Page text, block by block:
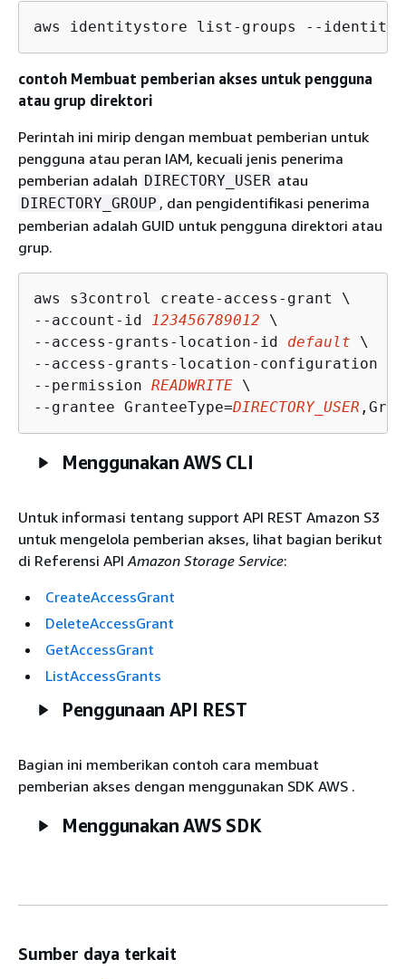
aws identitystore list-groups --
contoh Membuat pemberian akses untuk pengguna
atau grup direktori
Perintah ini mirip dengan membuat pemberian untuk
pengguna atau peran IAM, kecuali jenis penerima
pemberian adalah DIRECTORY_USER atau
DIRECTORY_GROUP , dan pengidentifikasi penerima
pemberian adalah GUID untuk pengguna direktori atau
grup.
aws s3control create-access-grant \
--account-id
123456789012 \
--access-grants-location-id default \
--access-grants-location-configuration
--permission READWRITE \
--grantee GranteeType=DIRECTORY_USER
Menggunakan AWS CLI
Untuk informasi tentang support API REST Amazon S3
untuk mengelola pemberian akses, lihat bagian berikut
di Referensi API Amazon Storage Service:
CreateAccessGrant
DeleteAccessGrant
GetAccessGrant
ListAccessGrants
Penggunaan API REST
Bagian ini memberikan contoh cara membuat
pemberian akses dengan menggunakan SDK AWS .
Menggunakan AWS SDK
Sumber daya terkait